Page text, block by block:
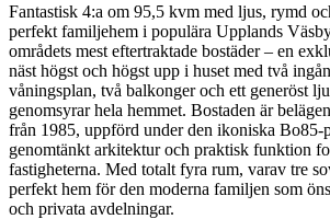
Fantastisk 4:a om 95,5 kvm med ljus, rymd
perfekt familjehem i populära Upplands
områdets mest eftertraktade bostäder – en
näst högst och högst upp i huset med två
våningsplan, två balkonger och ett generöst
genomsyrar hela hemmet. Bostaden är
från 1985, uppförd under den ikoniska Bo85-
genomtänkt arkitektur och praktisk funktion
fastigheterna. Med totalt fyra rum, varav tre
perfekt hem för den moderna familjen som
och privata avdelningar.